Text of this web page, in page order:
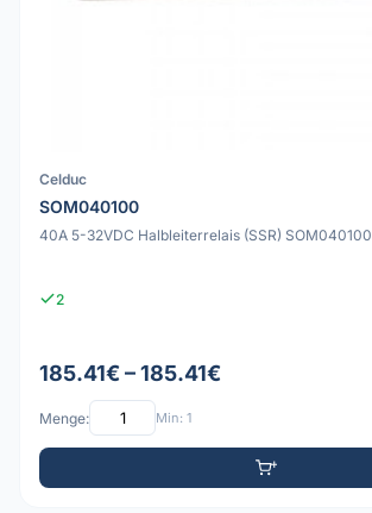
Celduc
SOM040100
40A 5-32VDC Halbleiterrelais (SSR) SOM040100
2
185.41€ – 185.41€
Menge: Min: 1